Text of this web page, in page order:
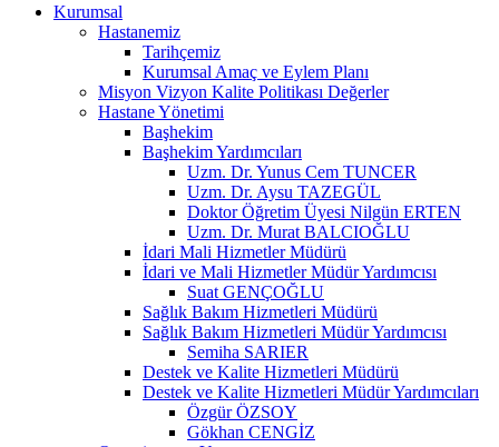
Kurumsal
Hastanemiz
Tarihçemiz
Kurumsal Amaç ve Eylem Planı
Misyon Vizyon Kalite Politikası Değerler
Hastane Yönetimi
Başhekim
Başhekim Yardımcıları
Uzm. Dr. Yunus Cem TUNCER
Uzm. Dr. Aysu TAZEGÜL
Doktor Öğretim Üyesi Nilgün ERTEN
Uzm. Dr. Murat BALCIOĞLU
İdari Mali Hizmetler Müdürü
İdari ve Mali Hizmetler Müdür Yardımcısı
Suat GENÇOĞLU
Sağlık Bakım Hizmetleri Müdürü
Sağlık Bakım Hizmetleri Müdür Yardımcısı
Semiha SARIER
Destek ve Kalite Hizmetleri Müdürü
Destek ve Kalite Hizmetleri Müdür Yardımcıları
Özgür ÖZSOY
Gökhan CENGİZ